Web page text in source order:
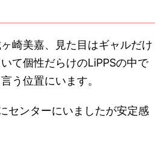
崎美嘉、見た目はギャルだけ
て個性だらけのLiPPSの中で
う位置にいます。
センターにいましたが安定感